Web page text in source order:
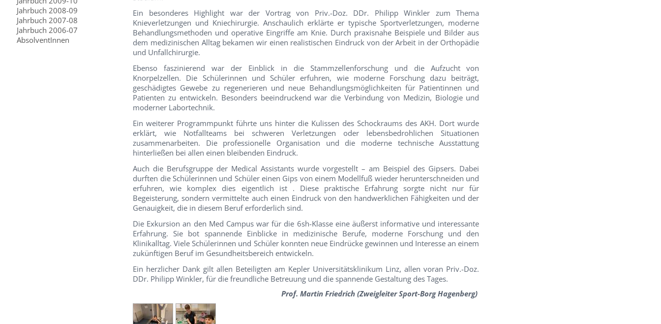
Jahrbuch 2008-09
Jahrbuch 2007-08
Jahrbuch 2006-07
AbsolventInnen
Ein besonderes Highlight war der Vortrag von Priv.-Doz. DDr. Philipp Winkler zum Thema
Knieverletzungen und Kniechirurgie. Anschaulich erklärte er typische Sportverletzungen, moderne
Behandlungsmethoden und operative Eingriffe am Knie. Durch praxisnahe Beispiele und Bilder aus
dem medizinischen Alltag bekamen wir einen realistischen Eindruck von der Arbeit in der Orthopädie
und Unfallchirurgie.
Ebenso faszinierend war der Einblick in die Stammzellenforschung und die Aufzucht von
Knorpelzellen. Die Schülerinnen und Schüler erfuhren, wie moderne Forschung dazu beiträgt,
geschädigtes Gewebe zu regenerieren und neue Behandlungsmöglichkeiten für Patientinnen und
Patienten zu entwickeln. Besonders beeindruckend war die Verbindung von Medizin, Biologie und
moderner Labortechnik.
Ein weiterer Programmpunkt führte uns hinter die Kulissen des Schockraums des AKH. Dort wurde
erklärt, wie Notfallteams bei schweren Verletzungen oder lebensbedrohlichen Situationen
zusammenarbeiten. Die professionelle Organisation und die moderne technische Ausstattung
hinterließen bei allen einen bleibenden Eindruck.
Auch die Berufsgruppe der Medical Assistants wurde vorgestellt – am Beispiel des Gipsers. Dabei
durften die Schülerinnen und Schüler einen Gips von einem Modellfuß wieder herunterschneiden und
erfuhren, wie komplex dies eigentlich ist . Diese praktische Erfahrung sorgte nicht nur für
Begeisterung, sondern vermittelte auch einen Eindruck von den handwerklichen Fähigkeiten und der
Genauigkeit, die in diesem Beruf erforderlich sind.
Die Exkursion an den Med Campus war für die 6sh-Klasse eine äußerst informative und interessante
Erfahrung. Sie bot spannende Einblicke in medizinische Berufe, moderne Forschung und den
Klinikalltag. Viele Schülerinnen und Schüler konnten neue Eindrücke gewinnen und Interesse an einem
zukünftigen Beruf im Gesundheitsbereich entwickeln.
Ein herzlicher Dank gilt allen Beteiligten am Kepler Universitätsklinikum Linz, allen voran Priv.-Doz.
DDr. Philipp Winkler, für die freundliche Betreuung und die spannende Gestaltung des Tages.
Prof. Martin Friedrich (Zweigleiter Sport-Borg Hagenberg)